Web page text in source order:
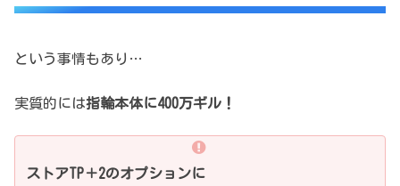
という事情もあり…
実質的には指輪本体に400万ギル！
ストアTP＋2のオプションに